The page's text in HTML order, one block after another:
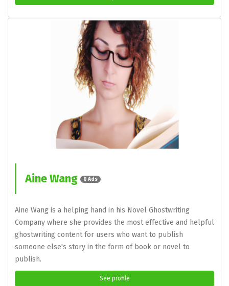
Aine Wang 0 Ads
Aine Wang is a helping hand in his Novel Ghostwriting
Company where she provides the most effective and helpful
ghostwriting content for users who want to publish
someone else's story in the form of book or novel to
publish.
See profile